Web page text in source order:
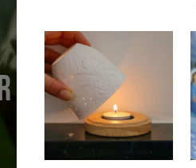
en beauté